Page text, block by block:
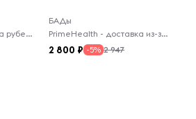
Virelle - доставка из-за рубежа
БАДы
PrimeHealth - доставка из-за рубежа
2 800 -5% 2 947